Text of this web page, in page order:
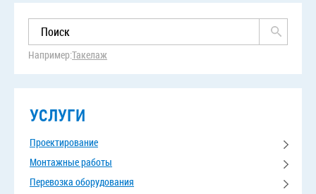
Например:Такелаж
УСЛУГИ
Проектирование
Монтажные работы
Перевозка оборудования